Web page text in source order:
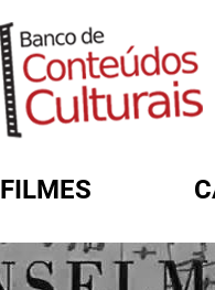
FILMES